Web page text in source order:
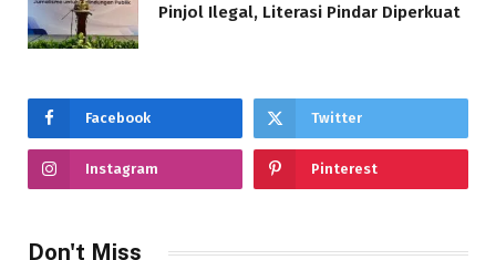
Pinjol Ilegal, Literasi Pindar Diperkuat
Facebook Twitter
Instagram Pinterest
Don't Miss